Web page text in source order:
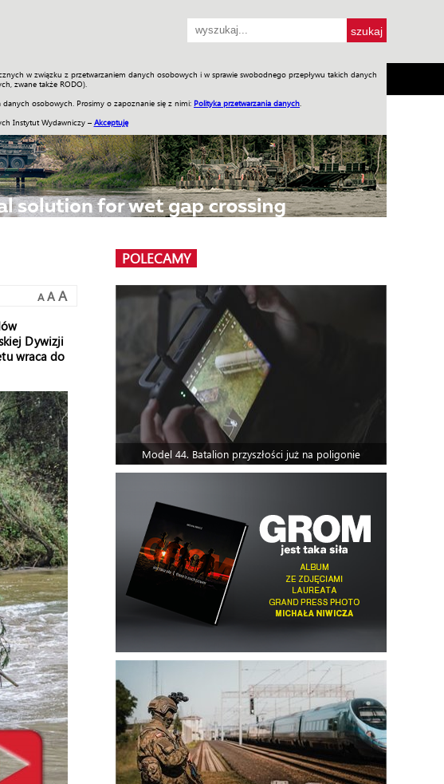
w związku z przetwarzaniem danych osobowych i w sprawie swobodnego przepływu takich danych
zwane także RODO).
osobowych. Prosimy o zapoznanie się z nimi: Polityka przetwarzania danych
Instytut Wydawniczy – Akceptuję
Wideo ENGLISH SKLEP Jednodniówki Praca w WIW
A A A
Dywizji
wraca do
POLECAMY
Model 44. Batalion przyszłości już na poligonie